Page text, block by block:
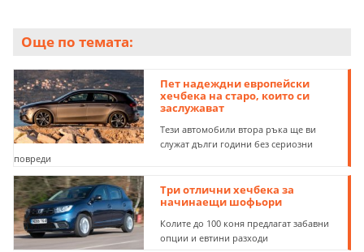
Още по темата:
Пет надеждни европейски
хечбека на старо, които си
заслужават
Тези автомобили втора ръка ще ви
служат дълги години без сериозни
повреди
Три отлични хечбека за
начинаещи шофьори
Колите до 100 коня предлагат забавни
опции и евтини разходи